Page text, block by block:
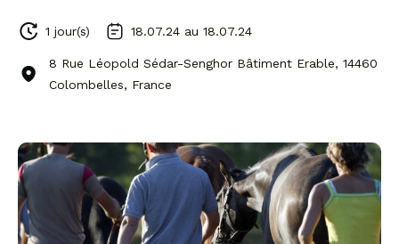
1 jour(s) 18.07.24 au 18.07.24
8 Rue Léopold Sédar-Senghor Bâtiment Erable, 14460
Colombelles, France